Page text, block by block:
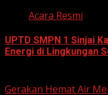
Acara Resmi
UPTD SMPN 1 Sinjai
Energi di Lingkungan
Gerakan Hemat Air